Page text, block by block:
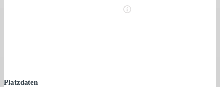
Platzdaten